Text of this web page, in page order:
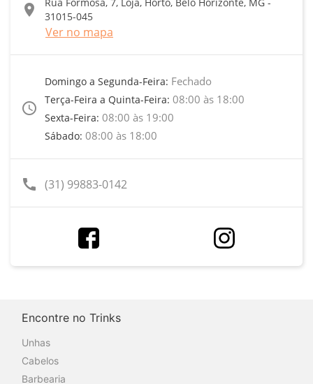
location_on
31015-045
Ver no mapa
access_time
Domingo a Segunda-Feira: Fechado
Terça-Feira a Quinta-Feira: 08:00 às 18:00
Sexta-Feira: 08:00 às 19:00
Sábado: 08:00 às 18:00
call (31) 99883-0142
Encontre no Trinks
Unhas
Cabelos
Barbearia